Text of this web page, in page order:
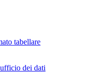
tabellare
dei dati